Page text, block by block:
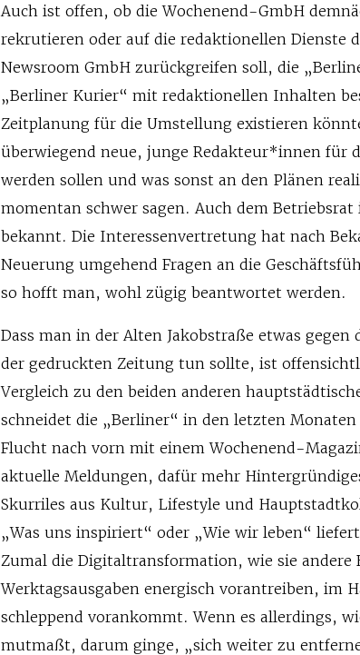
Auch ist offen, ob die Wochenend-GmbH
rekrutieren oder auf die redaktionellen Dienste
Newsroom GmbH zurückgreifen soll, die
„Berliner Kurier“ mit redaktionellen Inhalten
Zeitplanung für die Umstellung existieren
überwiegend neue, junge Redakteur*innen für
werden sollen und was sonst an den Plänen
momentan schwer sagen. Auch dem
bekannt. Die Interessenvertretung hat nach
Neuerung umgehend Fragen an die
so hofft man, wohl zügig beantwortet werden.
Dass man in der Alten Jakobstraße etwas gegen
der gedruckten Zeitung tun sollte, ist
Vergleich zu den beiden anderen
schneidet die „Berliner“ in den letzten
Flucht nach vorn mit einem Wochenend-
aktuelle Meldungen, dafür mehr
Skurriles aus Kultur, Lifestyle und
„Was uns inspiriert“ oder „Wie wir leben“
Zumal die Digitaltransformation, wie sie
Werktagsausgaben energisch vorantreiben, im
schleppend vorankommt. Wenn es allerdings,
mutmaßt, darum ginge, „sich weiter zu